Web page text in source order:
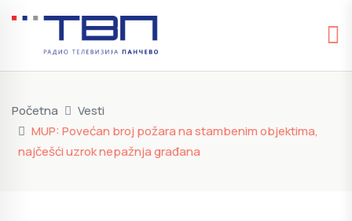
Početna
Vesti
MUP: Povećan broj požara na stambenim objektima,
najčešći uzrok nepažnja građana